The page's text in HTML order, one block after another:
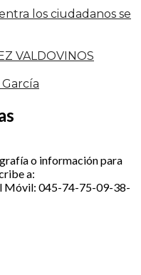
los ciudadanos se
VALDOVINOS
o información para
a:
Móvil: 045-74-75-09-38-